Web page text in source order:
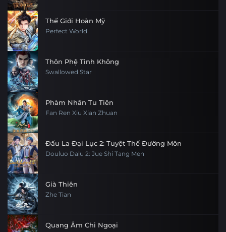
Thế Giới Hoàn Mỹ
Perfect World
Thôn Phệ Tinh Không
Swallowed Star
Phàm Nhân Tu Tiên
Fan Ren Xiu Xian Zhuan
Đấu La Đại Lục 2: Tuyệt Thế Đường Môn
Douluo Dalu 2: Jue Shi Tang Men
Già Thiên
Zhe Tian
Quang Âm Chi Ngoại